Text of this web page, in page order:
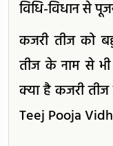
विधि-विधान से
कजरी तीज को
तीज के नाम से
क्या है कजरी
Teej Pooja